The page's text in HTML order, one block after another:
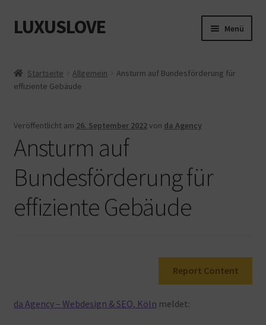
Zur
Navigation
Zum
Inhalt
LUXUSLOVE Menü
Cookie-Richtlinie (EU)
Datenschutz
Impressum
Kasse
Mein Konto
Startseite Allgemein
Ansturm auf Bundesförderung für
effiziente Gebäude
Veröffentlicht am 26. September 2022von da Agency
Ansturm auf
Bundesförderung für
effiziente Gebäude
Report Content
da Agency – Webdesign & SEO, Köln meldet: